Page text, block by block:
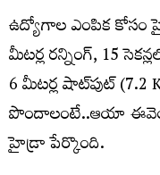
ఉద్యోగాల ఎంపిక కోసం
మీటర్ల రన్నింగ్, 15
6 మీటర్ల షాట్‌పుట్ (7.2
పొందాలంటే..ఆయా
హైడ్రా పేర్కొంది.